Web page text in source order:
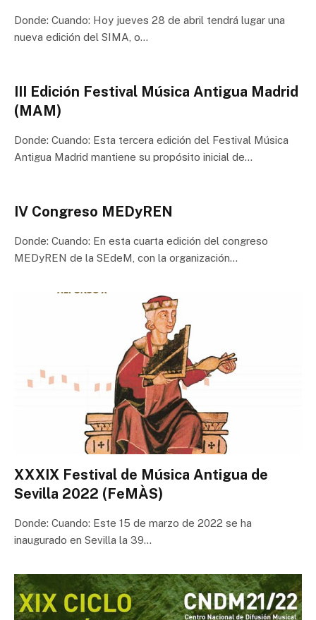
Donde: Cuando: Hoy jueves 28 de abril tendrá lugar una
nueva edición del SIMA, o…
III Edición Festival Música Antigua Madrid
(MAM)
Donde: Cuando: Esta tercera edición del Festival Música
Antigua Madrid mantiene su propósito inicial de…
IV Congreso MEDyREN
Donde: Cuando: En esta cuarta edición del congreso
MEDyREN de la SEdeM, con la organización…
XXXIX Festival de Música Antigua de
Sevilla 2022 (FeMÀS)
Donde: Cuando: Este 15 de marzo de 2022 se ha
inaugurado en Sevilla la 39…